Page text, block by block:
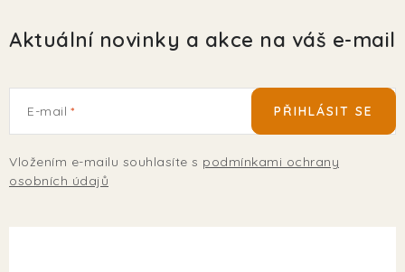
Aktuální novinky a akce na váš e-mail
E-mail
Vložením e-mailu souhlasíte s podmínkami ochrany
osobních údajů
PŘIHLÁSIT SE